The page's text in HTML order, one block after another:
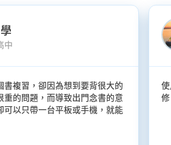
中
書複習，卻因為想到要背很大的
重的問題，而導致出門念書的意
可以只帶一台平板或手機，就能